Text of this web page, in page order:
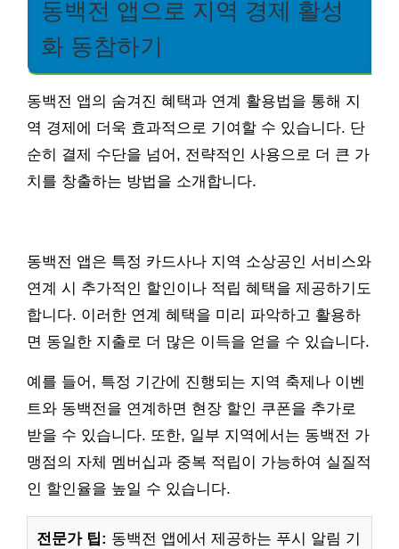
동백전 앱으로 지역 경제 활성
화 동참하기
동백전 앱의 숨겨진 혜택과 연계 활용법을 통해 지
역 경제에 더욱 효과적으로 기여할 수 있습니다. 단
순히 결제 수단을 넘어, 전략적인 사용으로 더 큰 가
치를 창출하는 방법을 소개합니다.
동백전 앱은 특정 카드사나 지역 소상공인 서비스와
연계 시 추가적인 할인이나 적립 혜택을 제공하기도
합니다. 이러한 연계 혜택을 미리 파악하고 활용하
면 동일한 지출로 더 많은 이득을 얻을 수 있습니다.
예를 들어, 특정 기간에 진행되는 지역 축제나 이벤
트와 동백전을 연계하면 현장 할인 쿠폰을 추가로
받을 수 있습니다. 또한, 일부 지역에서는 동백전 가
맹점의 자체 멤버십과 중복 적립이 가능하여 실질적
인 할인율을 높일 수 있습니다.
전문가 팁: 동백전 앱에서 제공하는 푸시 알림 기